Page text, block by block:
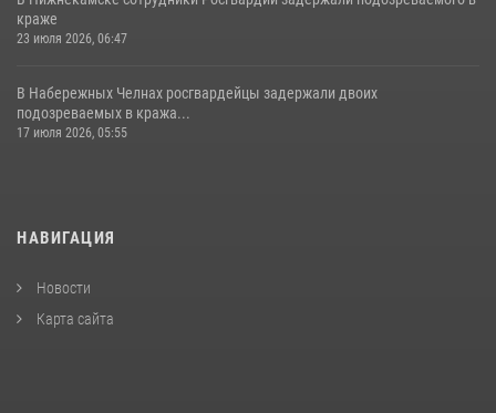
краже
23 июля 2026, 06:47
В Набережных Челнах росгвардейцы задержали двоих
подозреваемых в кража...
17 июля 2026, 05:55
НАВИГАЦИЯ
Новости
Карта сайта